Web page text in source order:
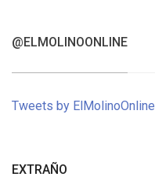
@ELMOLINOONLINE
Tweets by ElMolinoOnline
EXTRAÑO